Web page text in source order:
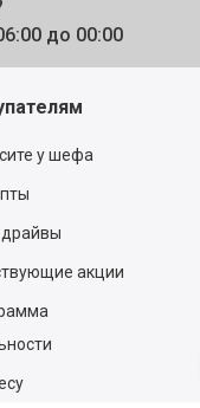
до 00:00
у шефа
акции